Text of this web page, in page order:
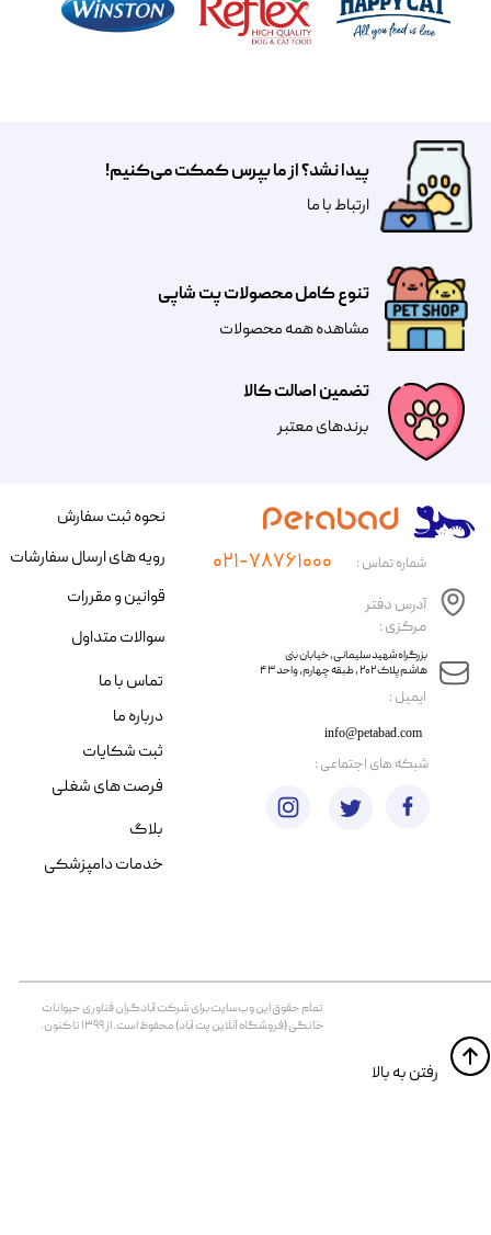
تضمین اصالت کالا
​​برندهای معتبر​​​​​​​
تنوع کامل محصولات پت شاپی
مشاهده همه محصولات
پیدا نشد؟ از ما بپرس کمکت می‌کنیم!
​​​ارتباط با ما
​ایمیل :
آدرس دفتر
مرکزی :
info@petabad.com
​​بزرگراه شهید سلیمانی، خیابان بنی
هاشم پلاک ۲۰۲ ، طبقه چهارم، واحد ۴۳
شماره تماس : ۰۲۱-۷۸۷۶۱۰۰۰
تمام حقوق اين وب‌سايت برای شرکت آبادگران فناوری حیوانات
خانگی (فروشگاه آنلاین پت آباد) محفوظ است. از ۱۳۹۹ تا کنون.
​​رفتن به بالا
نحوه ثبت سفارش
رویه های ارسال سفارشات
قوانین و مقررات
سوالات متداول
تماس با ما
درباره ما
ثبت شکایات
فرصت های شغلی
​شبکه های اجتماعی :
بلاگ
خدمات دامپزشکی